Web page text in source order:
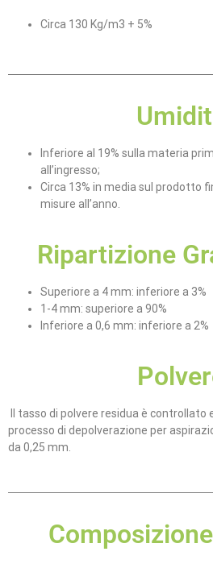
Circa 130 Kg/m3 + 5%
Inferiore al 19% sulla materia
all’ingresso;
Circa 13% in media sul prodotto
misure all’anno.
Ripartizione
Superiore a 4 mm: inferiore a 3%
1-4 mm: superiore a 90%
Inferiore a 0,6 mm: inferiore a 2%
Il tasso di polvere residua è controllato
processo di depolverazione per
da 0,25 mm.